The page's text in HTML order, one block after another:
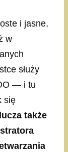
i jasne,
w
służy
— i tu
się
także